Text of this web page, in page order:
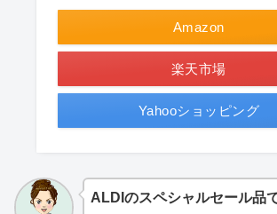
Amazon
楽天市場
Yahooショッピング
ALDIのスペシャルセール品